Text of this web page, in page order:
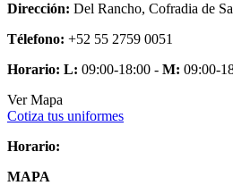
Dirección: Del Rancho, Cofradia de
Télefono: +52 55 2759 0051
Horario: L: 09:00-18:00 - M: 09:00-
Ver Mapa
Cotiza tus uniformes
Horario:
MAPA